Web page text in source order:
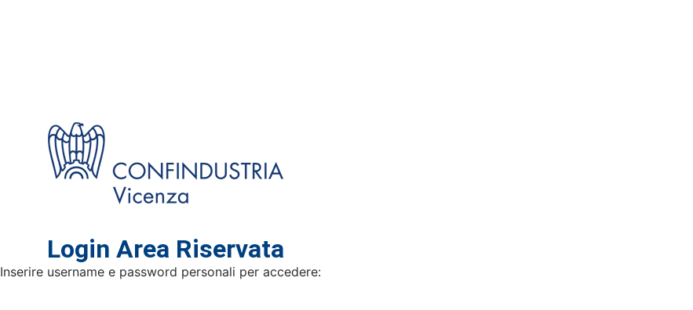
Login Area Riservata
Inserire username e password personali per accedere: